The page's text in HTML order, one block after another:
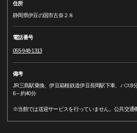
住所
静岡県伊豆の国市古奈２８
電話番号
055-948-1313
備考
JR三島駅乗換、伊豆箱根鉄道伊豆長岡駅下車、バス8
6～約40分
※当館では送迎サービスを行っていません。公共交通